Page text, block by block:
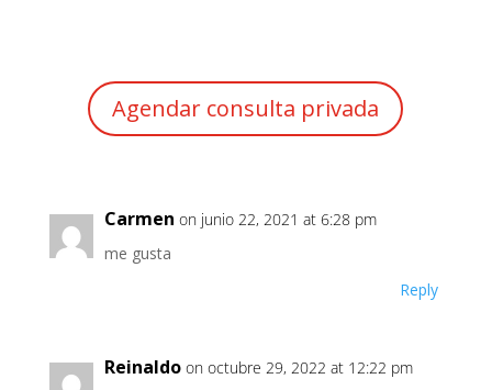
Agendar consulta privada
Carmen on junio 22, 2021 at 6:28 pm
me gusta
Reply
Reinaldo on octubre 29, 2022 at 12:22 pm